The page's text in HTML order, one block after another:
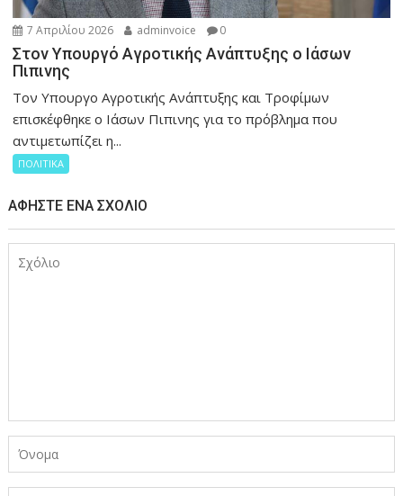
7 Απριλίου 2026 adminvoice 0
Στον Υπουργό Αγροτικής Ανάπτυξης ο Ιάσων
Πιπινης
Τον Υπουργο Αγροτικής Ανάπτυξης και Τροφίμων
επισκέφθηκε ο Ιάσων Πιπινης για το πρόβλημα που
αντιμετωπίζει η...
ΠΟΛΙΤΙΚΑ
ΑΦΉΣΤΕ ΈΝΑ ΣΧΌΛΙΟ